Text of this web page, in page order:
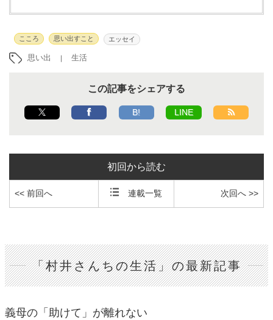
こころ 思い出すこと エッセイ
思い出 生活
この記事をシェアする
B! LINE
初回から読む
<< 前回へ 連載一覧 次回へ >>
「村井さんちの生活」の最新記事
義母の「助けて」が離れない